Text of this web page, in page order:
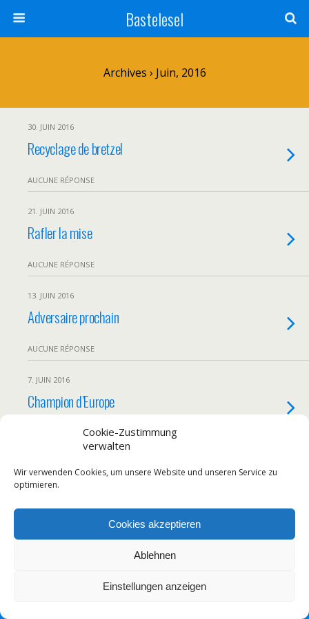
Cookie-Zustimmung
verwalten
Wir verwenden Cookies, um unsere Website und unseren Service zu
optimieren.
Cookies akzeptieren
Ablehnen
Einstellungen anzeigen
Bastelesel
Archives › Juin, 2016
30. JUIN 2016
Recyclage de bretzel
AUCUNE RÉPONSE
21. JUIN 2016
Rafler la mise
AUCUNE RÉPONSE
13. JUIN 2016
Adversaire prochain
AUCUNE RÉPONSE
7. JUIN 2016
Champion d’Europe
AUCUNE RÉPONSE
Mobile Bureau